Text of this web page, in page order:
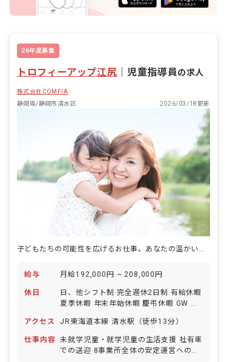
26年度募集
トロフィーアップ江尻 児童指導員の求人
株式会社COMFIA
静岡県/静岡市清水区
2026/03/18更新
子どもたちの可能性を広げるお仕事。あなたの温かい心で未来を育みませんか？
給与 月給192,000円 ~ 208,000円
休日
日、他シフト制 完全週休2日制 有給休暇
夏季休暇 年末年始休暇 慶弔休暇 GW ※
アクセス
JR東海道本線 清水駅（徒歩13分）
仕事内容 未就学児童・就学児童の生活支援 社有車
での送迎 8事業所全体の安定運営への参